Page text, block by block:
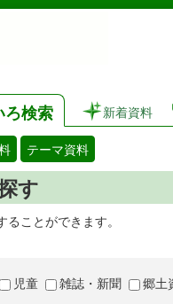
ろ検索 新着資料
テーマ資料
す
ことができます。
児童 雑誌・新聞 郷土